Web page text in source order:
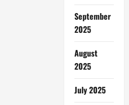
September
2025
August
2025
July 2025